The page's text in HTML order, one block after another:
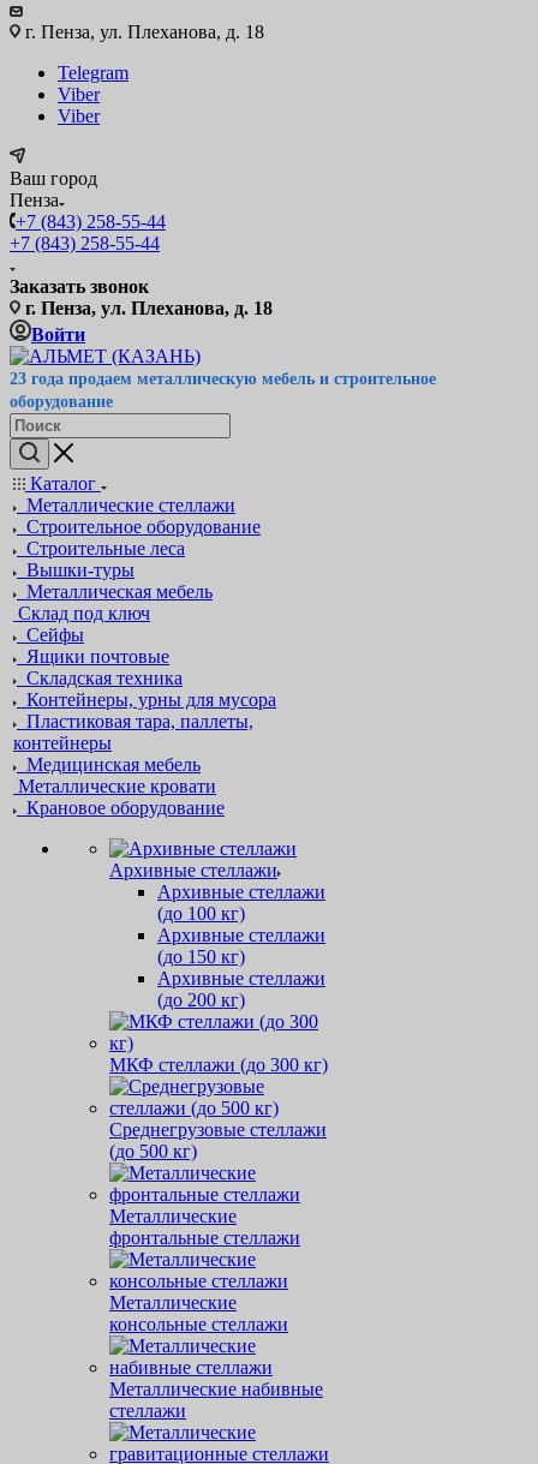
г. Пенза, ул. Плеханова, д. 18
Telegram
Viber
Viber
Ваш город
Пенза
+7 (843) 258-55-44
+7 (843) 258-55-44
Заказать звонок
г. Пенза, ул. Плеханова, д. 18
Войти
23 года продаем металлическую мебель и строительное
оборудование
Каталог
Металлические стеллажи
Строительное оборудование
Строительные леса
Вышки-туры
Металлическая мебель
Склад под ключ
Сейфы
Ящики почтовые
Складская техника
Контейнеры, урны для мусора
Пластиковая тара, паллеты,
контейнеры
Медицинская мебель
Металлические кровати
Крановое оборудование
Архивные стеллажи
Архивные стеллажи
(до 100 кг)
Архивные стеллажи
(до 150 кг)
Архивные стеллажи
(до 200 кг)
МКФ стеллажи (до 300 кг)
Среднегрузовые стеллажи
(до 500 кг)
Металлические
фронтальные стеллажи
Металлические
консольные стеллажи
Металлические набивные
стеллажи